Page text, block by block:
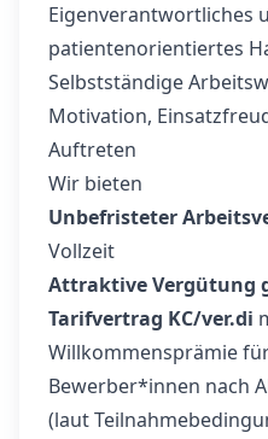
Eigenverantwortliches
patientenorientiertes
Selbstständige
Motivation,
Auftreten
Wir bieten
Unbefristeter
Vollzeit
Attraktive Vergütung
Tarifvertrag KC/ver.di
Willkommensprämie
Bewerber*innen nach
(laut